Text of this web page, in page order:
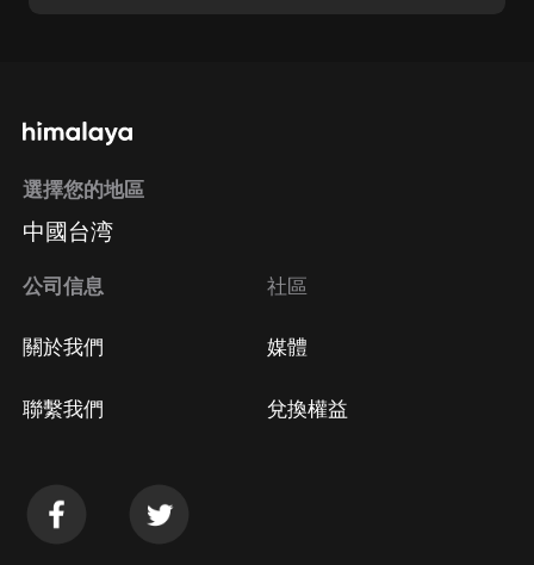
選擇您的地區
中國台湾
公司信息
關於我們
聯繫我們
社區
媒體
兌換權益